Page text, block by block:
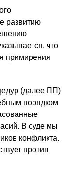
развитию
что
примирения
(далее ПП)
порядком
В суде мы
конфликта.
против